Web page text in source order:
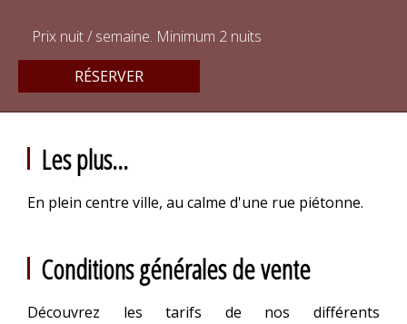
Prix nuit / semaine. Minimum 2 nuits
RÉSERVER
Les plus...
En plein centre ville, au calme d'une rue piétonne.
Conditions générales de vente
Découvrez les tarifs de nos différents